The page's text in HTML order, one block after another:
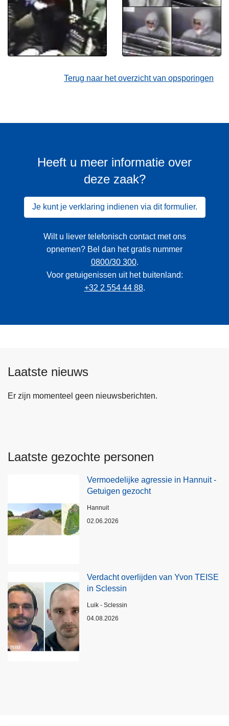
Terug naar het overzicht van opsporingen
Heeft u meer informatie over
deze zaak?
Je kunt je verklaring indienen via dit formulier.
Wilt u liever telefonisch contact met ons
opnemen? Bel dan het gratis nummer
0800/30 300.
Voor getuigenissen uit het buitenland:
+32 2 554 44 88.
Laatste nieuws
Er zijn momenteel geen nieuwsberichten.
Laatste gezochte personen
Vermoedelijke agressie in Hannuit -
Getuigen gezocht
Plaats
Hannuit
02.06.2026
Verdacht overlijden van Yvon TEISE
in Sclessin
Plaats
Luik - Sclessin
04.08.2026